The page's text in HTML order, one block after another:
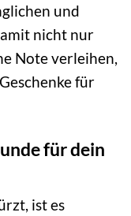
und
nicht nur
Note verleihen,
für
für dein
ist es